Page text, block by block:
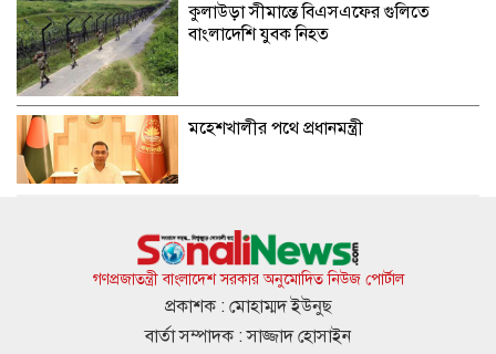
কুলাউড়া সীমান্তে বিএসএফের গুলিতে
বাংলাদেশি যুবক নিহত
মহেশখালীর পথে প্রধানমন্ত্রী
গোল করে মেসির বাবার স্মরণে ডি পলের
আবেগঘন উদযাপন
গণপ্রজাতন্ত্রী বাংলাদেশ সরকার অনুমোদিত নিউজ পোর্টাল
প্রকাশক : মোহাম্মদ ইউনুছ
বার্তা সম্পাদক : সাজ্জাদ হোসাইন